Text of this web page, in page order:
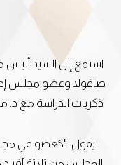
استمع إلى السيد أنيس
صافولا وعضو مجلس
ذكريات الدراسة مع د.
يقول: "كعضو في